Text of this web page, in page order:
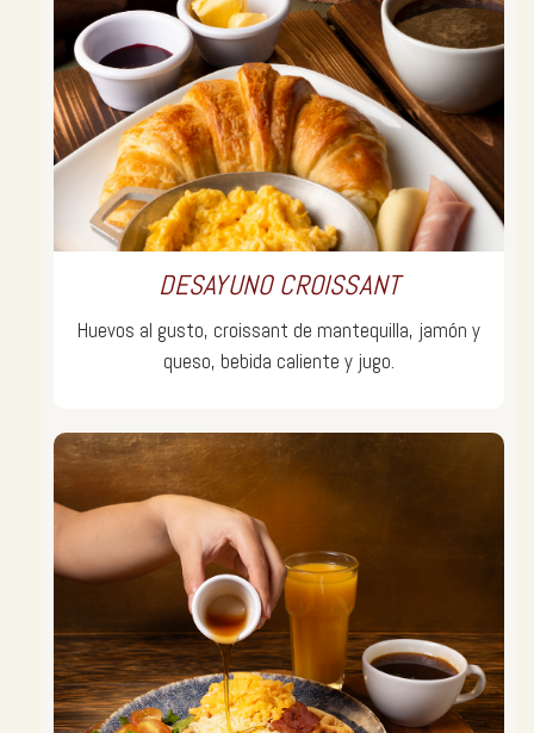
DESAYUNO CROISSANT
Huevos al gusto, croissant de mantequilla, jamón y
queso, bebida caliente y jugo.